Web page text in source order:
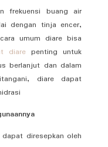
frekuensi buang air
dengan tinja encer,
umum diare bisa
diare penting untuk
berlanjut dan dalam
diare dapat
diresepkan oleh